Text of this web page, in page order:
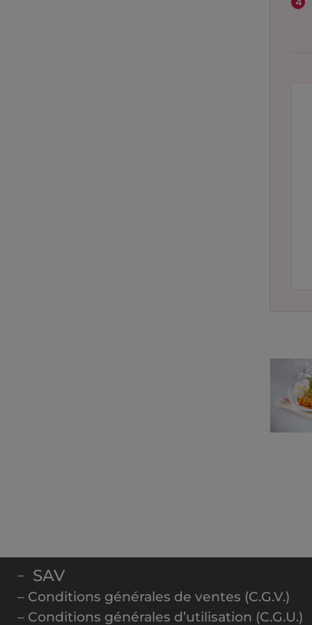
– SAV
– Conditions générales de ventes (C.G.V.)
– Conditions générales d’utilisation (C.G.U.)